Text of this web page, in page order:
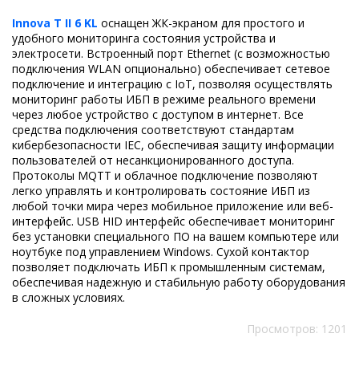
Innova T II 6 KL оснащен ЖК-экраном для простого и
удобного мониторинга состояния устройства и
электросети. Встроенный порт Ethernet (с возможностью
подключения WLAN опционально) обеспечивает сетевое
подключение и интеграцию с IoT, позволяя осуществлять
мониторинг работы ИБП в режиме реального времени
через любое устройство с доступом в интернет. Все
средства подключения соответствуют стандартам
кибербезопасности IEC, обеспечивая защиту информации
пользователей от несанкционированного доступа.
Протоколы MQTT и облачное подключение позволяют
легко управлять и контролировать состояние ИБП из
любой точки мира через мобильное приложение или веб-
интерфейс. USB HID интерфейс обеспечивает мониторинг
без установки специального ПО на вашем компьютере или
ноутбуке под управлением Windows. Cухой контактор
позволяет подключать ИБП к промышленным системам,
обеспечивая надежную и стабильную работу оборудования
в сложных условиях.
Просмотров: 1201